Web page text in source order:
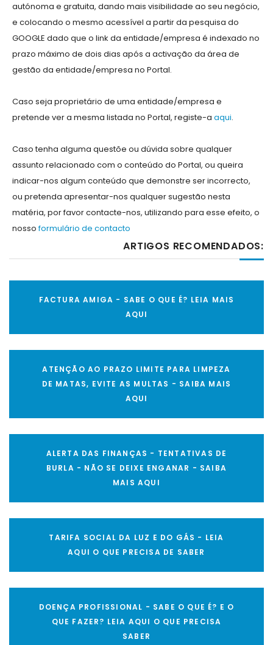
autónoma e gratuita, dando mais visibilidade ao seu negócio,
e colocando o mesmo acessível a partir da pesquisa do
GOOGLE dado que o link da entidade/empresa é indexado no
prazo máximo de dois dias após a activação da área de
gestão da entidade/empresa no Portal.
Caso seja proprietário de uma entidade/empresa e
pretende ver a mesma listada no Portal, registe-a aqui.
Caso tenha alguma questõe ou dúvida sobre qualquer
assunto relacionado com o conteúdo do Portal, ou queira
indicar-nos algum conteúdo que demonstre ser incorrecto,
ou pretenda apresentar-nos qualquer sugestão nesta
matéria, por favor contacte-nos, utilizando para esse efeito, o
nossoformulário de contacto
ARTIGOS RECOMENDADOS:
FACTURA AMIGA - SABE O QUE É? LEIA MAIS
AQUI
ATENÇÃO AO PRAZO LIMITE PARA LIMPEZA
DE MATAS, EVITE AS MULTAS - SAIBA MAIS
AQUI
ALERTA DAS FINANÇAS - TENTATIVAS DE
BURLA - NÃO SE DEIXE ENGANAR - SAIBA
MAIS AQUI
TARIFA SOCIAL DA LUZ E DO GÁS - LEIA
AQUI O QUE PRECISA DE SABER
DOENÇA PROFISSIONAL - SABE O QUE É? E O
QUE FAZER? LEIA AQUI O QUE PRECISA
SABER